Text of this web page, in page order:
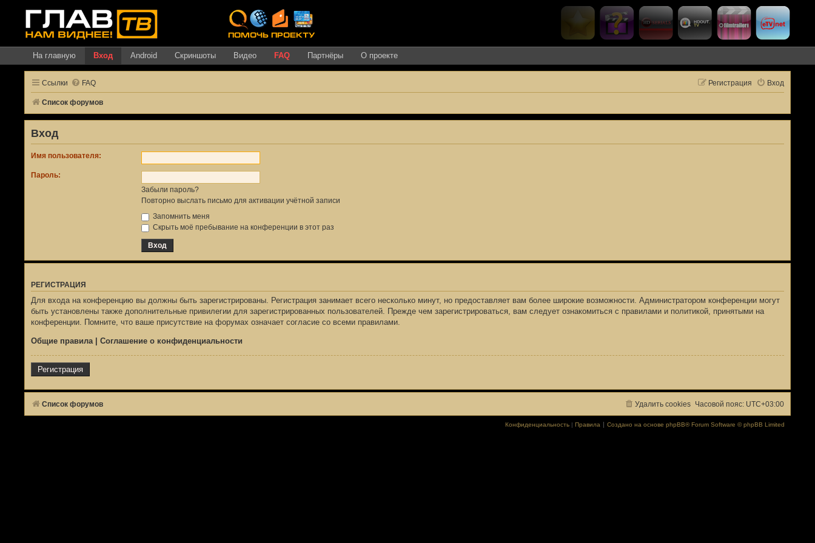
На главную Вход Android Скриншоты Видео FAQ Партнёры О проекте
Ссылки FAQ Вход
Регистрация
Список форумов
Вход
Имя пользователя:
Пароль:
Забыли пароль?
Повторно выслать письмо для активации учётной записи
Запомнить меня
Скрыть моё пребывание на конференции в этот раз
РЕГИСТРАЦИЯ
Для входа на конференцию вы должны быть зарегистрированы. Регистрация занимает всего несколько минут, но предоставляет вам более широкие возможности. Администратором конференции могут
быть установлены также дополнительные привилегии для зарегистрированных пользователей. Прежде чем зарегистрироваться, вам следует ознакомиться с правилами и политикой, принятыми на
конференции. Помните, что ваше присутствие на форумах означает согласие со всеми правилами.
Общие правила| Соглашение о конфиденциальности
Регистрация
Список форумов Часовой пояс: UTC+03:00
Удалить cookies
Создано на основе phpBB® Forum Software © phpBB Limited
Конфиденциальность | Правила